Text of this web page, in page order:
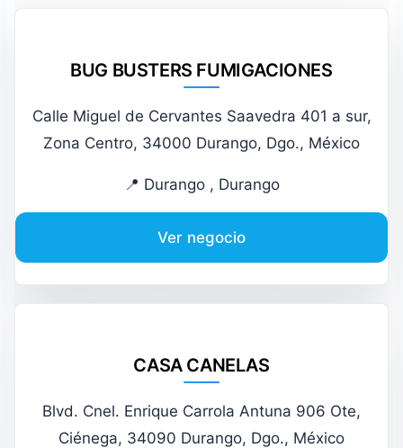
BUG BUSTERS FUMIGACIONES
Calle Miguel de Cervantes Saavedra 401 a sur,
Zona Centro, 34000 Durango, Dgo., México
📍 Durango , Durango
Ver negocio
CASA CANELAS
Blvd. Cnel. Enrique Carrola Antuna 906 Ote,
Ciénega, 34090 Durango, Dgo., México